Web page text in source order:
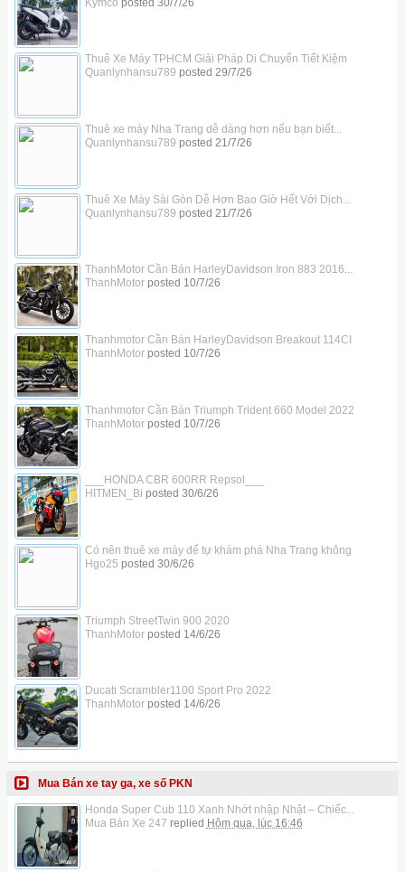
Thuê Xe Máy TPHCM Giải Pháp Di Chuyển Tiết Kiệm
Quanlynhansu789 posted 29/7/26
Thuê xe máy Nha Trang dễ dàng hơn nếu bạn biết...
Quanlynhansu789 posted 21/7/26
Thuê Xe Máy Sài Gòn Dễ Hơn Bao Giờ Hết Với Dịch...
Quanlynhansu789 posted 21/7/26
ThanhMotor Cần Bán HarleyDavidson Iron 883 2016...
ThanhMotorposted 10/7/26
Thanhmotor Cần Bán HarleyDavidson Breakout 114CI
ThanhMotorposted 10/7/26
Thanhmotor Cần Bán Triumph Trident 660 Model 2022
ThanhMotorposted 10/7/26
___HONDA CBR 600RR Repsol___
HITMEN_Bi posted 30/6/26
Có nên thuê xe máy để tự khám phá Nha Trang không
Hgo25 posted 30/6/26
Triumph StreetTwin 900 2020
ThanhMotorposted 14/6/26
Ducati Scrambler1100 Sport Pro 2022
ThanhMotorposted 14/6/26
Mua Bán xe tay ga, xe số PKN
Honda Super Cub 110 Xanh Nhớt nhập Nhật – Chiếc...
Mua Bán Xe 247 replied Hôm qua, lúc 16:46